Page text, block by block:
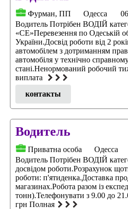
Фурман, ПП Одесса
Водитель Потрібен ВОДІЙ
«CE»Перевезення по Одеській
України.Досвід роботи від 2
автомобілем з дотриманням
автомобіля у технічно
стані.Ненормований робочий
виплата
контакты
Водитель
Приватна особа Одесса
Водитель Потрібен ВОДІЙ
досвідом роботи.Розрахунок
роботи: п'ятиденка.Доставка
магазинах.Робота разом із
тонн).Телефонувати з 9.00 до
грн Полная